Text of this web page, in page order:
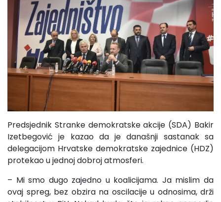
Predsjednik Stranke demokratske akcije (SDA) Bakir
Izetbegović je kazao da je današnji sastanak sa
delegacijom Hrvatske demokratske zajednice (HDZ)
protekao u jednoj dobroj atmosferi.
– Mi smo dugo zajedno u koalicijama. Ja mislim da
ovaj spreg, bez obzira na oscilacije u odnosima, drži